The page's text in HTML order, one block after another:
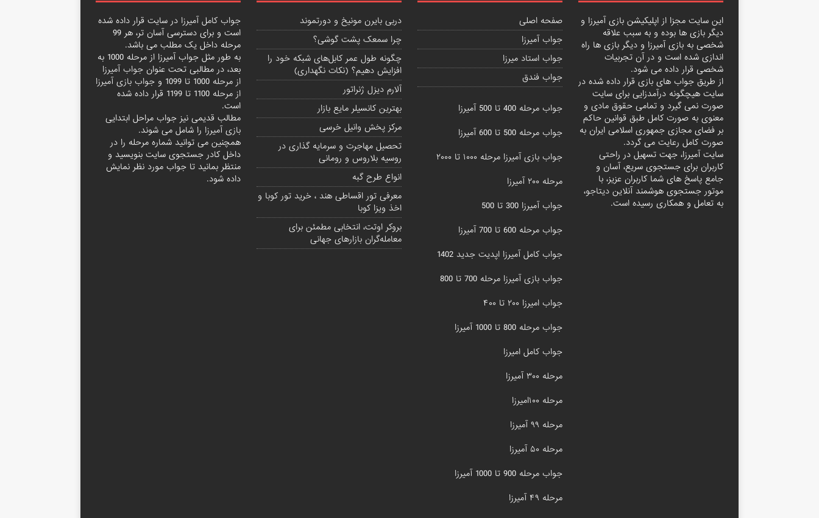
این سایت مجزا از اپلیکیشن بازی آمیرزا و
دیگر بازی ها بوده و به سبب علاقه
شخصی به بازی آمیرزا و دیگر بازی ها راه
اندازی شده است و در آن تجربیات
شخصی قرار داده می شود.
از طریق جواب های بازی قرار داده شده در
سایت هیچگونه درآمدزایی برای سایت
صورت نمی گیرد و تمامی حقوق مادی و
معنوی به صورت کامل طبق قوانین حاکم
بر فضای مجازی جمهوری اسلامی ایران به
صورت کامل رعایت می گردد.
سایت آمیرزا، جهت تسهیل در راحتی
کاربران برای جستجوی سریع، آسان و
جامع پاسخ های شما کاربران عزیز، با
موتور جستجوی هوشمند آنلاین دیتاجو،
به تعامل و همکاری رسیده است.
صفحه اصلی
جواب آمیرزا
جواب استاد میرزا
جواب فندق
جواب مرحله 400 تا 500 آمیرزا
جواب مرحله 500 تا 600 آمیرزا
جواب بازی آمیرزا مرحله ۱۰۰۰ تا ۲۰۰۰
مرحله ۲۰۰ آمیرزا
جواب آمیرزا 300 تا 500
جواب مرحله 600 تا 700 آمیرزا
جواب کامل آمیرزا اپدیت جدید 1402
جواب بازی آمیرزا مرحله 700 تا 800
جواب امیرزا ۲۰۰ تا ۴۰۰
جواب مرحله 800 تا 1000 آمیرزا
جواب کامل امیرزا
مرحله ۳۰۰ آمیرزا
مرحله ۱۰۰امیرزا
مرحله ۹۹ آمیرزا
مرحله ۵۰ آمیرزا
جواب مرحله 900 تا 1000 آمیرزا
مرحله ۴۹ آمیرزا
دربی بایرن مونیخ و دورتموند
چرا سمعک پشت گوشی؟
چگونه طول عمر کابل‌های شبکه خود را
افزایش دهیم؟ (نکات نگهداری)
آلارم دیزل ژنراتور
بهترین کانسیلر مایع بازار
مرکز پخش وانیل خرسی
تحصیل مهاجرت و سرمایه گذاری در
روسیه بلاروس و رومانی
انواع طرح گبه
معرفی تور اقساطی هند ، خرید تور کوبا و
اخذ ویزا کوبا
بروکر اوتت، انتخابی مطمئن برای
معامله‌گران بازارهای جهانی
جواب کامل آمیرزا در سایت قرار داده شده
است و برای دسترسی آسان تر، هر 99
مرحله داخل یک مطلب می باشد.
به طور مثل جواب آمیرزا از مرحله 1000 به
بعد، در مطالبی تحت عنوان جواب آمیرزا
از مرحله 1000 تا 1099
و جواب بازی آمیرزا
از مرحله 1100 تا 1199
قرار داده شده
است.
مطالب قدیمی نیز جواب مراحل ابتدایی
بازی آمیرزا را شامل می شوند.
همچنین می توانید شماره مرحله را در
داخل کادر جستجوی سایت بنویسید و
منتظر بمانید تا جواب مورد نظر نمایش
داده شود.